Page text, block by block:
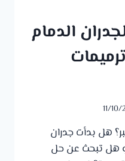
الدمام
ت: 0541309913 ترميمات
11/
هل بدأت جدران
و هل تبحث عن حل